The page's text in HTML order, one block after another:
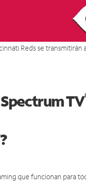
Reds se
TV
que funcionan para